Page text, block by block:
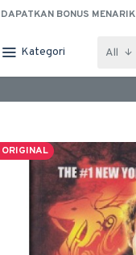
BONUS MENARIK
Kategori All